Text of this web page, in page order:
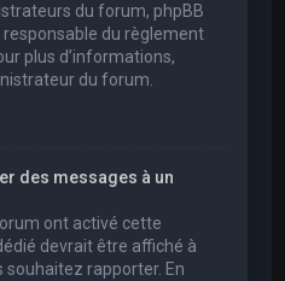
du forum, phpBB
responsable du règlement
plus d’informations,
du forum.
des messages à un
ont activé cette
devrait être affiché à
souhaitez rapporter. En